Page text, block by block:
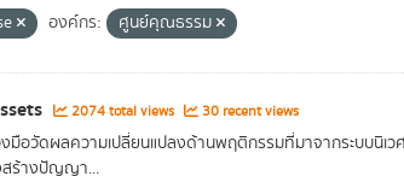
องค์กร: ศูนย์คุณธรรม
2074 total views 30 recent views
มือวัดผลความเปลี่ยนแปลงด้านพฤติกรรมที่มาจากระบบ
สร้างปัญญา...